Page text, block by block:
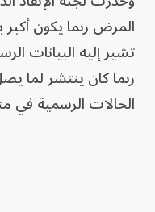
المرض ربما يكون أكبر
تشير إليه البيانات
الحالات الرسمية في